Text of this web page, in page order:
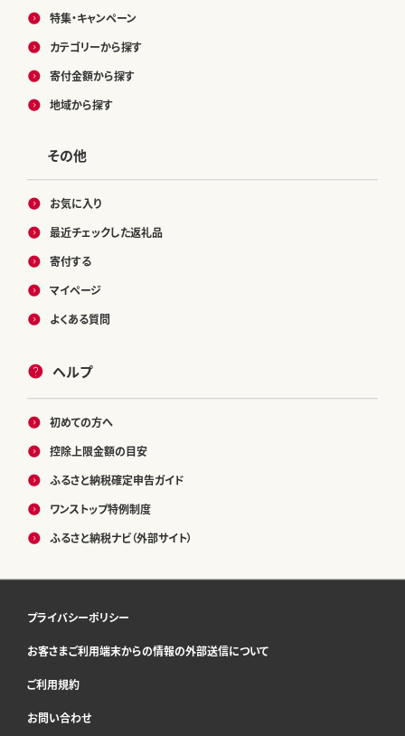
特集・キャンペーン
カテゴリーから探す
寄付金額から探す
地域から探す
その他
お気に入り
最近チェックした返礼品
寄付する
マイページ
よくある質問
ヘルプ
初めての方へ
控除上限金額の目安
ふるさと納税確定申告ガイド
ワンストップ特例制度
ふるさと納税ナビ（外部サイト）
プライバシーポリシー
お客さまご利用端末からの情報の外部送信について
ご利用規約
お問い合わせ